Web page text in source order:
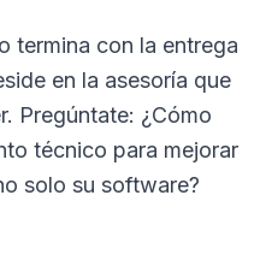
termina con la entrega
en la asesoría que
Pregúntate: ¿Cómo
técnico para mejorar
solo su software?